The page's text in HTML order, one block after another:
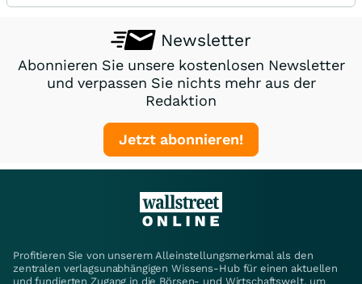
Newsletter
Abonnieren Sie unsere kostenlosen Newsletter
und verpassen Sie nichts mehr aus der
Redaktion
Jetzt abonnieren!
Profitieren Sie von unserem Alleinstellungsmerkmal als den
zentralen verlagsunabhängigen Wissens-Hub für einen aktuellen
und fundierten Zugang in die Börsen- und Wirtschaftswelt, um